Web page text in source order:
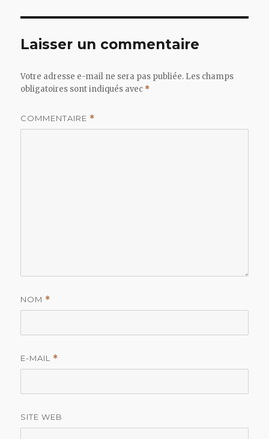
Laisser un commentaire
Votre adresse e-mail ne sera pas publiée. Les champs
obligatoires sont indiqués avec *
COMMENTAIRE *
NOM *
E-MAIL *
SITE WEB